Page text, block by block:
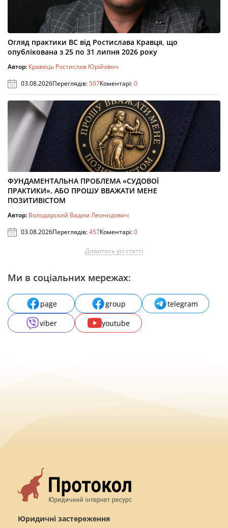
Огляд практики ВС від Ростислава Кравця, що
опублікована з 25 по 31 липня 2026 року
Автор: Кравець Ростислав Юрійович
03.08.2026Переглядів:507Коментарі:0
ФУНДАМЕНТАЛЬНА ПРОБЛЕМА «СУДОВОЇ
ПРАКТИКИ», АБО ПРОШУ ВВАЖАТИ МЕНЕ
ПОЗИТИВІСТОМ
Автор: Володарский Вадим Леонидович
03.08.2026Переглядів:457Коментарі:0
Дивитись усі статті
Ми в соціальних мережах:
page group
telegram
viber
youtube
Юридичні застереження